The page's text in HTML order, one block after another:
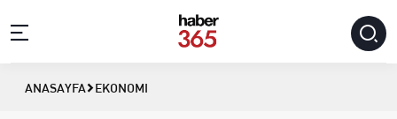
ANASAYFA EKONOMI